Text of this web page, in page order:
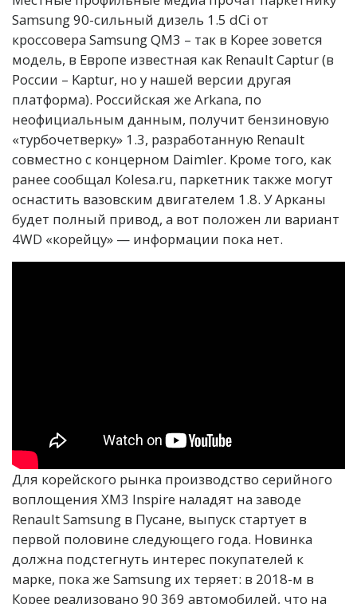
Samsung 90-сильный дизель 1.5 dCi от
кроссовера Samsung QM3 – так в Корее зовется
модель, в Европе известная как Renault Captur (в
России – Kaptur, но у нашей версии другая
платформа). Российская же Arkana, по
неофициальным данным, получит бензиновую
«турбочетверку» 1.3, разработанную Renault
совместно с концерном Daimler. Кроме того, как
ранее сообщал Kolesa.ru, паркетник также могут
оснастить вазовским двигателем 1.8. У Арканы
будет полный привод, а вот положен ли вариант
4WD «корейцу» — информации пока нет.
Для корейского рынка производство серийного
воплощения XM3 Inspire наладят на заводе
Renault Samsung в Пусане, выпуск стартует в
первой половине следующего года. Новинка
должна подстегнуть интерес покупателей к
марке, пока же Samsung их теряет: в 2018-м в
Корее реализовано 90 369 автомобилей, что на